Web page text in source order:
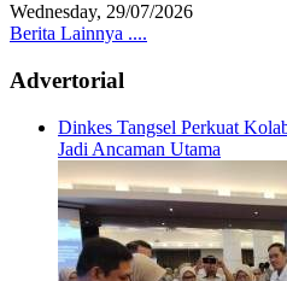
Wednesday, 29/07/2026
Berita Lainnya ....
Advertorial
Dinkes Tangsel Perkuat
Jadi Ancaman Utama